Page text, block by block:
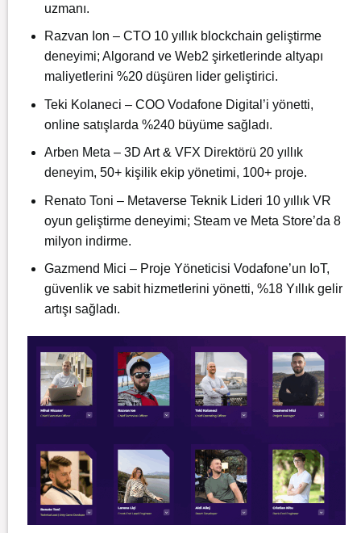
uzmanı.
Razvan Ion – CTO 10 yıllık blockchain geliştirme
deneyimi; Algorand ve Web2 şirketlerinde altyapı
maliyetlerini %20 düşüren lider geliştirici.
Teki Kolaneci – COO Vodafone Digital’i yönetti,
online satışlarda %240 büyüme sağladı.
Arben Meta – 3D Art & VFX Direktörü 20 yıllık
deneyim, 50+ kişilik ekip yönetimi, 100+ proje.
Renato Toni – Metaverse Teknik Lideri 10 yıllık VR
oyun geliştirme deneyimi; Steam ve Meta Store’da 8
milyon indirme.
Gazmend Mici – Proje Yöneticisi Vodafone’un IoT,
güvenlik ve sabit hizmetlerini yönetti, %18 Yıllık gelir
artışı sağladı.